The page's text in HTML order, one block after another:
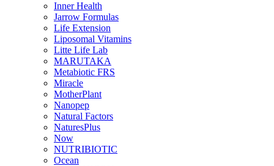
Inner Health
Jarrow Formulas
Life Extension
Liposomal Vitamins
Litte Life Lab
MARUTAKA
Metabiotic FRS
Miracle
MotherPlant
Nanopep
Natural Factors
NaturesPlus
Now
NUTRIBIOTIC
Ocean